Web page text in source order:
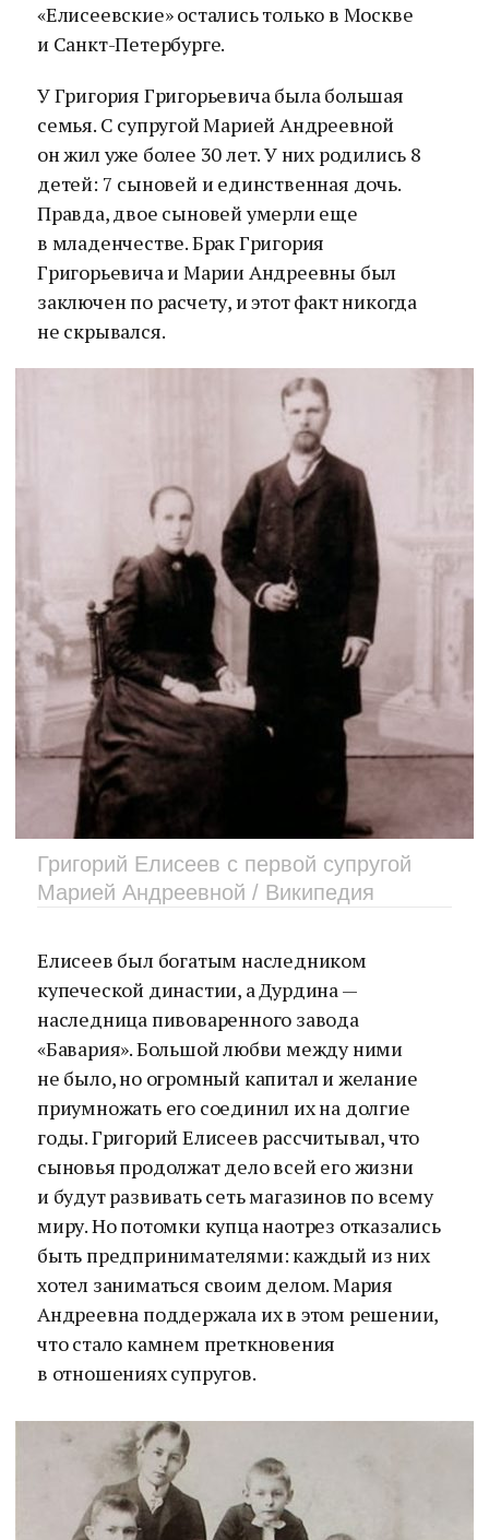
«Елисеевские» остались только в Москве
и Санкт-Петербурге.
У Григория Григорьевича была большая
семья. С супругой Марией Андреевной
он жил уже более 30 лет. У них родились 8
детей: 7 сыновей и единственная дочь.
Правда, двое сыновей умерли еще
в младенчестве. Брак Григория
Григорьевича и Марии Андреевны был
заключен по расчету, и этот факт никогда
не скрывался.
Григорий Елисеев с первой супругой
Марией Андреевной / Википедия
Елисеев был богатым наследником
купеческой династии, а Дурдина —
наследница пивоваренного завода
«Бавария». Большой любви между ними
не было, но огромный капитал и желание
приумножать его соединил их на долгие
годы. Григорий Елисеев рассчитывал, что
сыновья продолжат дело всей его жизни
и будут развивать сеть магазинов по всему
миру. Но потомки купца наотрез отказались
быть предпринимателями: каждый из них
хотел заниматься своим делом. Мария
Андреевна поддержала их в этом решении,
что стало камнем преткновения
в отношениях супругов.